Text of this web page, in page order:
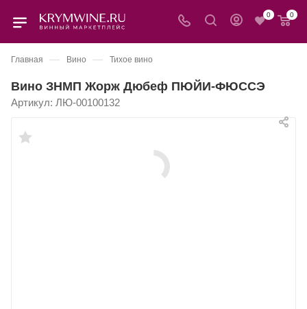
0 0
Главная — Вино — Тихое вино
Вино ЗНМП Жорж Дюбеф ПЮЙИ-ФЮССЭ
Артикул: ЛЮ-00100132